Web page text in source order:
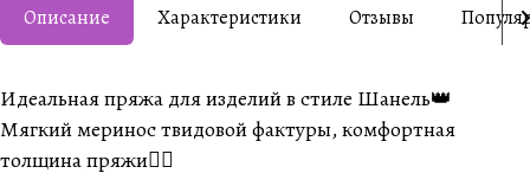
Описание Характеристики Отзывы
Идеальная пряжа для изделий в стиле Шанель👑
Мягкий меринос твидовой фактуры, комфортная
толщина пряжи👌🏼